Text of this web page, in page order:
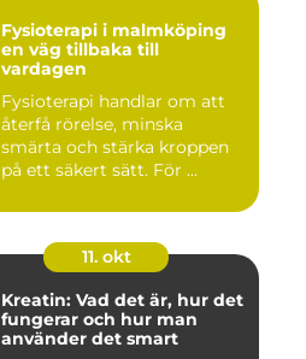
Fysioterapi i malmköping
en väg tillbaka till
vardagen
Fysioterapi handlar om att
återfå rörelse, minska
smärta och stärka kroppen
på ett säkert sätt. För ...
11. okt
Kreatin: Vad det är, hur det
fungerar och hur man
använder det smart